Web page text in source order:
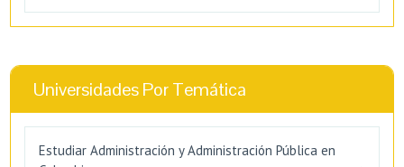
Universidades Por Temática
Estudiar Administración y Administración Pública en